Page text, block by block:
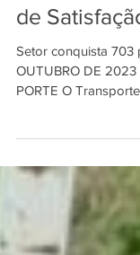
Jaguariúna
de
Setor conquista 703
PORTE O